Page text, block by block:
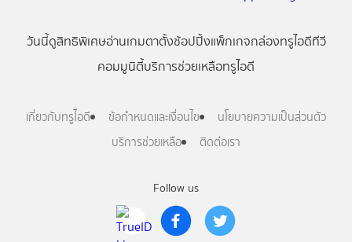
Follow us
วันนี้ดูสิทธิพิเศษอ่านเกมตาตั้งช้อปปิ้งแพ็กเกจกล่องทรูไอดีทีวี
คอมมูนิตี้บริการช่วยเหลือทรูไอดี
เกี่ยวกับทรูไอดี ข้อกำหนดและเงื่อนไข
นโยบายความเป็นส่วนตัว
บริการช่วยเหลือ
ติดต่อเรา